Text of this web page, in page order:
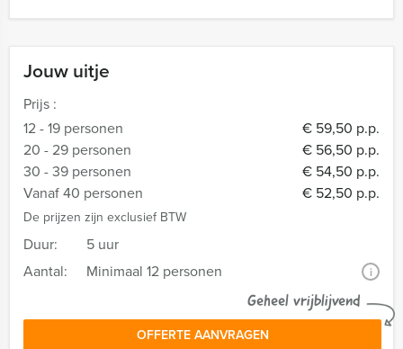
Jouw uitje
Prijs :
12 - 19 personen
€ 59,50 p.p.
20 - 29 personen
€ 56,50 p.p.
30 - 39 personen
€ 54,50 p.p.
Vanaf 40 personen
€ 52,50 p.p.
De prijzen zijn exclusief BTW
Duur:
5 uur
Aantal:
Minimaal 12 personen i
Geheel vrijblijvend
OFFERTE AANVRAGEN